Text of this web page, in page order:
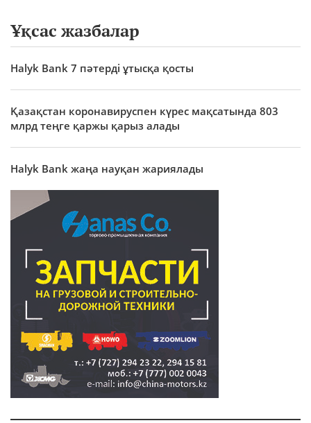
Ұқсас жазбалар
Halyk Bank 7 пәтерді ұтысқа қосты
Қазақстан коронавируспен күрес мақсатында 803
млрд теңге қаржы қарыз алады
Halyk Bank жаңа науқан жариялады